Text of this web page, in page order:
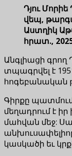
Դյու
վեպ,
Աստղիկ
հրատ.,
Անգլիացի գրող
տպագրվել է
հոգեբանական
Գիրքը
մեղադրում է իր
մահվան մեջ:
կասկածի եւ